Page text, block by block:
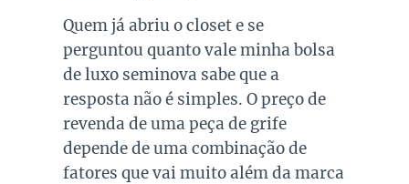
Quem já abriu o closet e se
perguntou quanto vale minha bolsa
de luxo seminova sabe que a
resposta não é simples. O preço de
revenda de uma peça de grife
depende de uma combinação de
fatores que vai muito além da marca